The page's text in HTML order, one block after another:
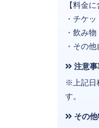
【料金
・チケッ
・飲み物
・その
注意事
※上記日
す。
その